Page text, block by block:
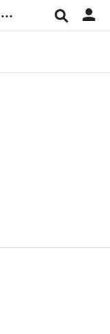
...